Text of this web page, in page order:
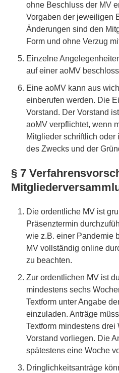
ohne Beschluss der MV
Vorgaben der jeweiligen
Änderungen sind den
Form und ohne Verzug
Einzelne
auf einer aoMV
Eine aoMV kann aus
einberufen werden. Die
Vorstand. Der Vorstand
aoMV verpflichtet, wenn
Mitglieder schriftlich oder
des Zwecks und der
§ 7
Die ordentliche MV ist
Präsenztermin
wie z.B. einer Pandemie
MV vollständig online
zu beachten.
Zur ordentlichen MV ist
mindestens sechs
Textform unter Angabe
einzuladen. Anträge
Textform mindestens
Vorstand vorliegen. Die
spätestens eine Woche
Dringlichkeitsanträge